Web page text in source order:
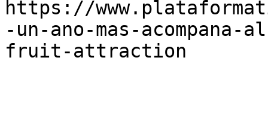
https://
-un-ano-mas-